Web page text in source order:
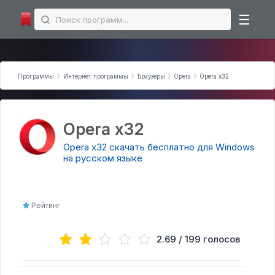
☰
Microsoft Office
Microsoft Excel
Интернет программы
Торрент-клиенты
Браузеры
Аудио | Видео программы торрент
Аудио-редакторы
Программы Интернет программы Браузеры Opera Opera x32
Opera x32
Opera x32 скачать бесплатно для Windows
на русском языке
Рейтинг
2.69 / 199 голосов